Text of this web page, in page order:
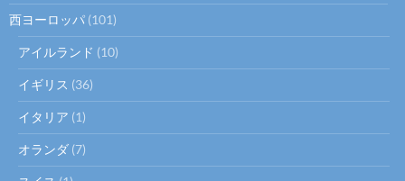
西ヨーロッパ (101)
アイルランド (10)
イギリス (36)
イタリア (1)
オランダ (7)